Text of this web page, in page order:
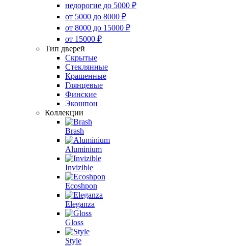
недорогие до 5000 ₽
от 5000 до 8000 ₽
от 8000 до 15000 ₽
от 15000 ₽
Тип дверей
Скрытые
Стеклянные
Крашенные
Глянцевые
Финские
Экошпон
Коллекции
Brash
Aluminium
Invizible
Ecoshpon
Eleganza
Gloss
Style